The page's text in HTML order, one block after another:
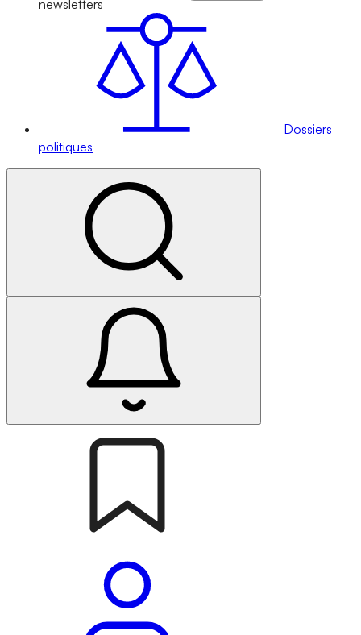
newsletters
Dossiers
politiques